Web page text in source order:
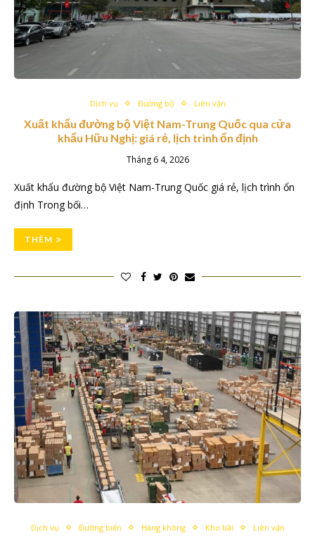
Dịch vụ Đường bộ Liên vận
Xuất khẩu đường bộ Việt Nam-Trung Quốc qua cửa
khẩu Hữu Nghị: giá rẻ, lịch trình ổn định
Tháng 6 4, 2026
Xuất khẩu đường bộ Việt Nam-Trung Quốc giá rẻ, lịch trình ổn
định Trong bối…
THÊM
Dịch vụ Đường biển Hàng không Kho bãi Liên vận